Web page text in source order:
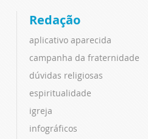
Redação
aplicativo aparecida
campanha da fraternidade
dúvidas religiosas
espiritualidade
igreja
infográficos